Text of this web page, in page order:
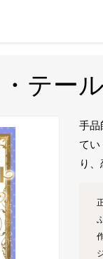
テール
手品
てい
り